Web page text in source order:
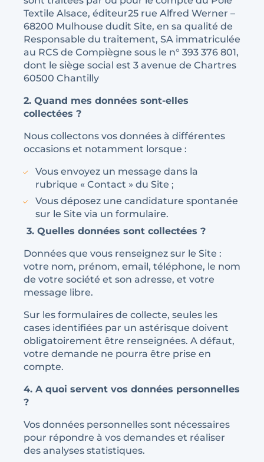
Textile Alsace, éditeur25 rue Alfred Werner –
68200 Mulhouse dudit Site, en sa qualité de
Responsable du traitement, SA immatriculée
au RCS de Compiègne sous le n° 393 376 801,
dont le siège social est 3 avenue de Chartres
60500 Chantilly
2. Quand mes données sont-elles
collectées ?
Nous collectons vos données à différentes
occasions et notamment lorsque :
Vous envoyez un message dans la
rubrique « Contact » du Site ;
Vous déposez une candidature spontanée
sur le Site via un formulaire.
3. Quelles données sont collectées ?
Données que vous renseignez sur le Site :
votre nom, prénom, email, téléphone, le nom
de votre société et son adresse, et votre
message libre.
Sur les formulaires de collecte, seules les
cases identifiées par un astérisque doivent
obligatoirement être renseignées. A défaut,
votre demande ne pourra être prise en
compte.
4. A quoi servent vos données personnelles
?
Vos données personnelles sont nécessaires
pour répondre à vos demandes et réaliser
des analyses statistiques.